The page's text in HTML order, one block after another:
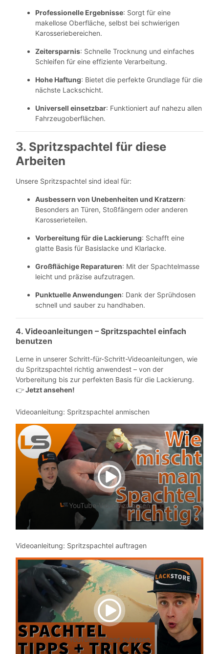
Professionelle Ergebnisse: Sorgt für eine
makellose Oberfläche, selbst bei schwierigen
Karosseriebereichen.
Zeitersparnis: Schnelle Trocknung und einfaches
Schleifen für eine effiziente Verarbeitung.
Hohe Haftung: Bietet die perfekte Grundlage für die
nächste Lackschicht.
Universell einsetzbar: Funktioniert auf nahezu allen
Fahrzeugoberflächen.
3. Spritzspachtel für diese
Arbeiten
Unsere Spritzspachtel sind ideal für:
Ausbessern von Unebenheiten und Kratzern:
Besonders an Türen, Stoßfängern oder anderen
Karosserieteilen.
Vorbereitung für die Lackierung: Schafft eine
glatte Basis für Basislacke und Klarlacke.
Großflächige Reparaturen: Mit der Spachtelmasse
leicht und präzise aufzutragen.
Punktuelle Anwendungen: Dank der Sprühdosen
schnell und sauber zu handhaben.
4. Videoanleitungen – Spritzspachtel einfach
benutzen
Lerne in unserer Schritt-für-Schritt-Videoanleitungen, wie
du Spritzspachtel richtig anwendest – von der
Vorbereitung bis zur perfekten Basis für die Lackierung.
👉 Jetzt ansehen!
Videoanleitung: Spritzspachtel anmischen
YouTube-Videos zulassen
Videoanleitung: Spritzspachtel auftragen
YouTube-Videos zulassen